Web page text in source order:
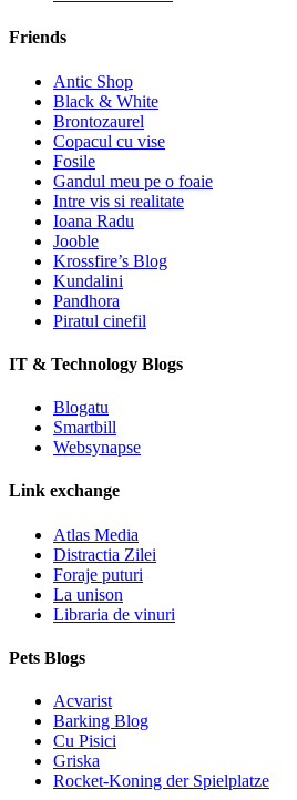
Friends
Antic Shop
Black & White
Brontozaurel
Copacul cu vise
Fosile
Gandul meu pe o foaie
Intre vis si realitate
Ioana Radu
Jooble
Krossfire’s Blog
Kundalini
Pandhora
Piratul cinefil
IT & Technology Blogs
Blogatu
Smartbill
Websynapse
Link exchange
Atlas Media
Distractia Zilei
Foraje puturi
La unison
Libraria de vinuri
Pets Blogs
Acvarist
Barking Blog
Cu Pisici
Griska
Rocket-Koning der Spielplatze